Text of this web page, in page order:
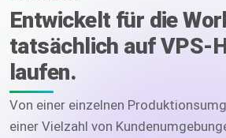
Entwickelt für die
tatsächlich auf VPS-
laufen.
Von einer einzelnen
einer Vielzahl von